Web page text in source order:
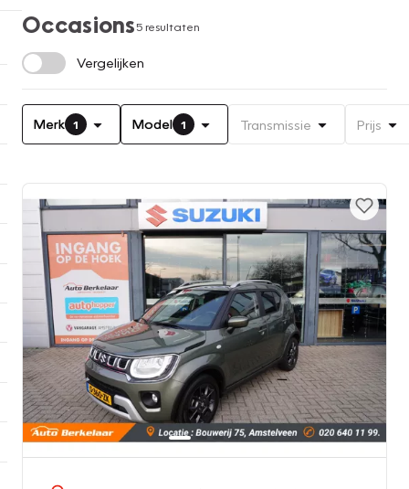
Occasions5 resultaten
Vergelijken
Merk 1 Model 1 Transmissie Prijs